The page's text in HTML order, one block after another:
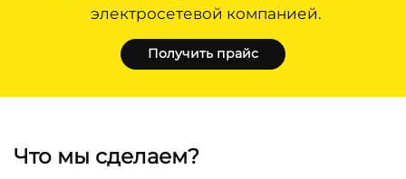
электросетевой компанией.
Получить прайс
Что мы сделаем?